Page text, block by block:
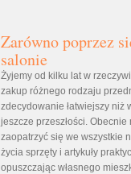
Zarówno poprzez
salonie
Żyjemy od kilku lat w
zakup różnego rodzaju
zdecydowanie łatwiejszy niż
jeszcze przeszłości. Obecnie
zaopatrzyć się we wszystkie
życia sprzęty i artykuły
opuszczając własnego